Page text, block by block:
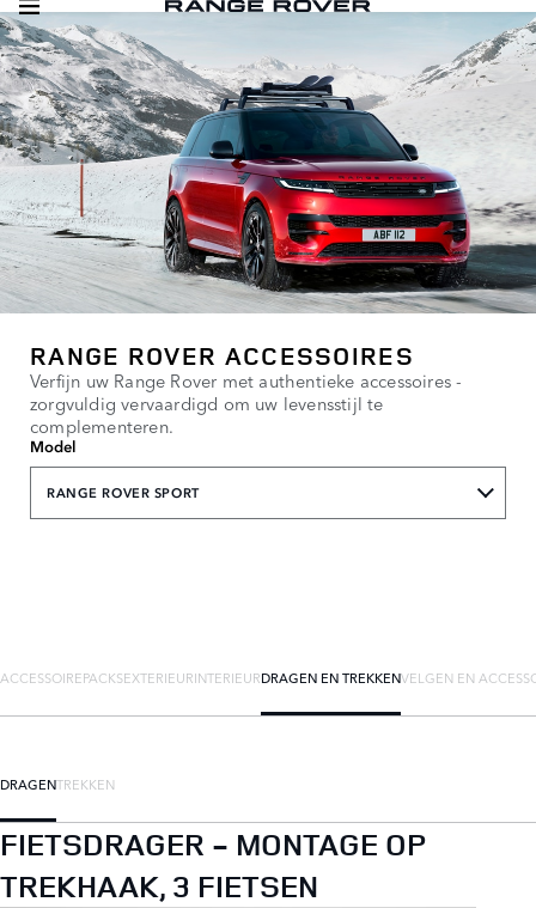
RANGE ROVER ACCESSOIRES
Verfijn uw Range Rover met authentieke accessoires -
zorgvuldig vervaardigd om uw levensstijl te
complementeren.
Model
RANGE ROVER SPORT
ACCESSOIREPACKSEXTERIEURINTERIEURDRAGEN EN TREKKENVELGEN EN
DRAGENTREKKEN
FIETSDRAGER - MONTAGE OP
TREKHAAK, 3 FIETSEN